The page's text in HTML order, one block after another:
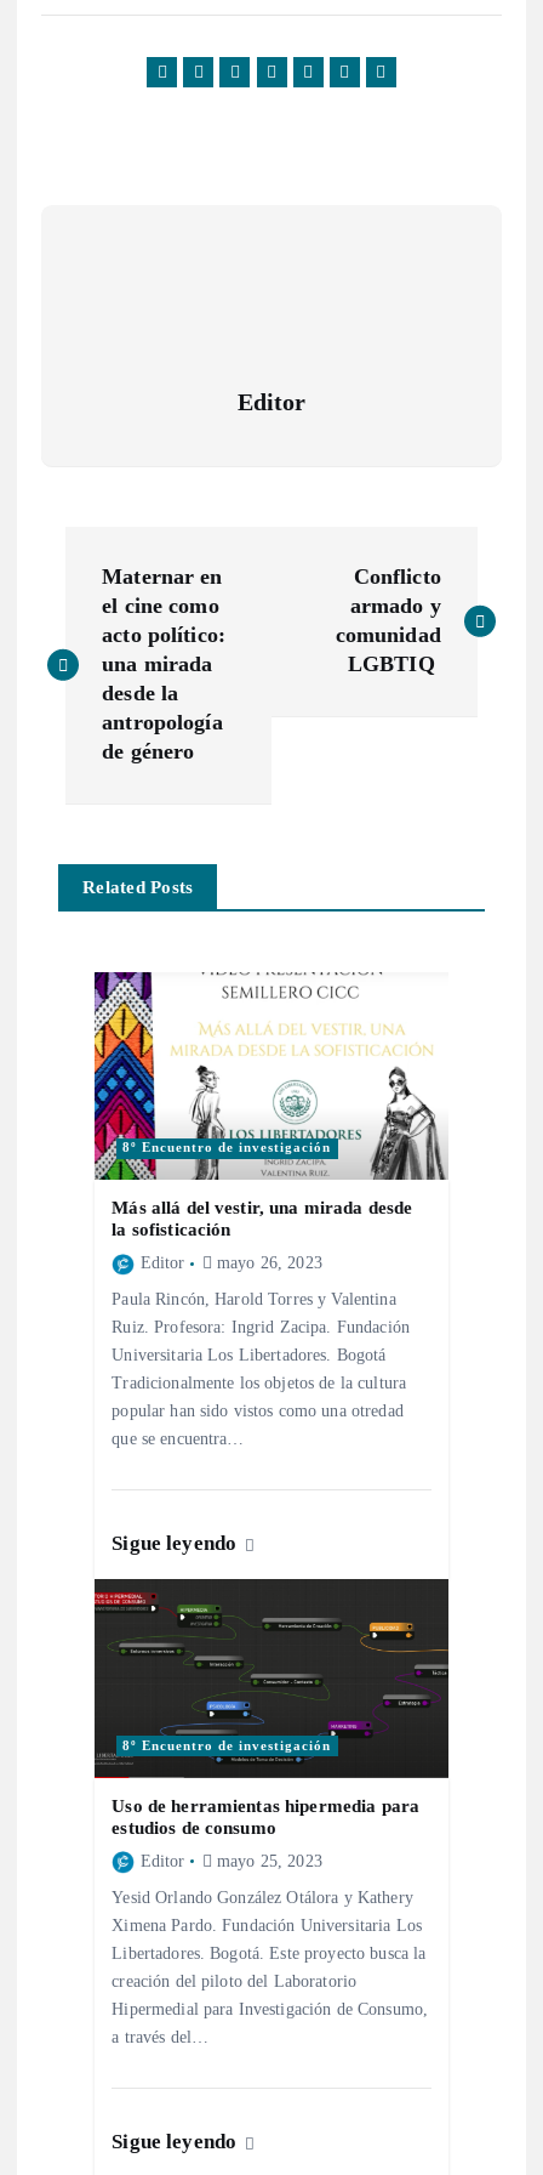
Editor
v
a
c
Maternar en
el cine como
acto político:
una mirada
desde la
antropología
de género
Conflicto
armado y
comunidad
LGBTIQ
Related Posts
8º Encuentro de investigación
Más allá del vestir, una mirada desde
la sofisticación
Editor mayo 26, 2023
Paula Rincón, Harold Torres y Valentina
Ruiz. Profesora: Ingrid Zacipa. Fundación
Universitaria Los Libertadores. Bogotá
Tradicionalmente los objetos de la cultura
popular han sido vistos como una otredad
que se encuentra…
Sigue leyendo
8º Encuentro de investigación
Uso de herramientas hipermedia para
estudios de consumo
Editor mayo 25, 2023
Yesid Orlando González Otálora y Kathery
Ximena Pardo. Fundación Universitaria Los
Libertadores. Bogotá. Este proyecto busca la
creación del piloto del Laboratorio
Hipermedial para Investigación de Consumo,
a través del…
Sigue leyendo